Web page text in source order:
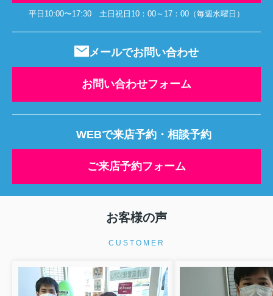
平日10:00〜17:30 土日祝日10：00～17：00（毎週水曜日）
メールでお問い合わせ
お問い合わせフォーム
WEBで来店予約・相談予約
ご来店予約フォーム
お客様の声
CUSTOMER